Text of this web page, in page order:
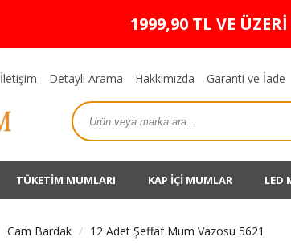
1999,90 TL VE
İletişim Detaylı Arama Hakkımızda Garanti ve İade
TÜKETİM MUMLARI KAP İÇİ MUMLAR LED
Cam Bardak 12 Adet Şeffaf Mum Vazosu 5621